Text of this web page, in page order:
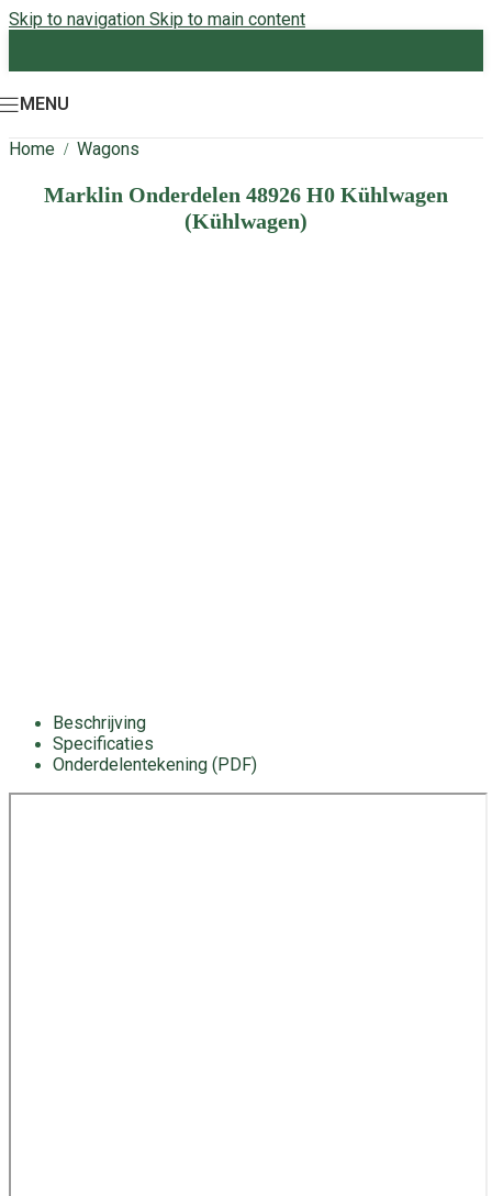
Skip to navigation Skip to main content
MENU
Home / Wagons
Marklin Onderdelen 48926 H0 Kühlwagen
(Kühlwagen)
Beschrijving
Specificaties
Onderdelentekening (PDF)